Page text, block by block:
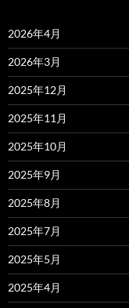
2026年4月
2026年3月
2025年12月
2025年11月
2025年10月
2025年9月
2025年8月
2025年7月
2025年5月
2025年4月